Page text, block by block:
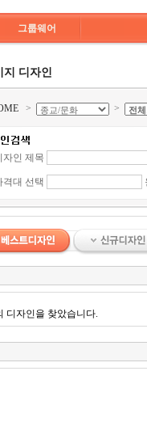
그룹웨어
지 디자인
> >
자인 제목
격대 선택
디자인을 찾았습니다.